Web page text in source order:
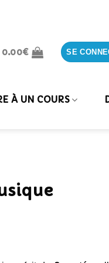
0.00€ SE
À UN COURS